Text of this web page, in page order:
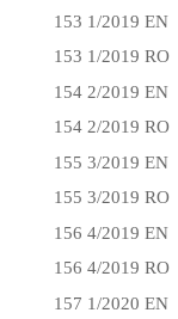
153 1/2019 EN
153 1/2019 RO
154 2/2019 EN
154 2/2019 RO
155 3/2019 EN
155 3/2019 RO
156 4/2019 EN
156 4/2019 RO
157 1/2020 EN